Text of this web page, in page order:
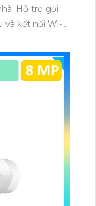
Hỗ trợ gọi
kết nối Wi-Fi
mây dễ lắp đặt